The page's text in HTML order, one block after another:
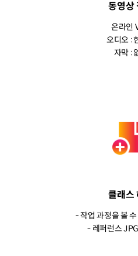
동영상
온라인
오디오 :
자막 :
클래스
- 작업 과정을 볼
- 레퍼런스